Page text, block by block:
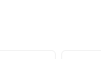
pakete dahil ederek sürpriz
ile Avrupa’yı yüzeysel